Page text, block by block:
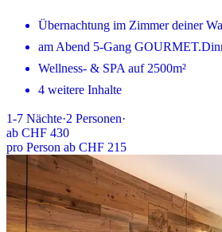
Übernachtung im Zimmer deiner
am Abend 5-Gang
Wellness- & SPA auf 2500m²
4 weitere Inhalte
1-7 Nächte·2 Personen·
ab CHF 430
pro Person ab CHF 215